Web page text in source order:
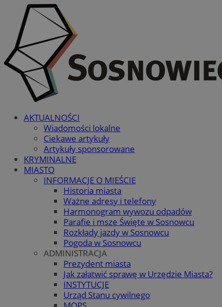
AKTUALNOŚCI
Wiadomości lokalne
Ciekawe artykuły
Artykuły sponsorowane
KRYMINALNE
MIASTO
INFORMACJE O MIEŚCIE
Historia miasta
Ważne adresy i telefony
Harmonogram wywozu odpadów
Parafie i msze Święte w Sosnowcu
Rozkłady jazdy w Sosnowcu
Pogoda w Sosnowcu
ADMINISTRACJA
Prezydent miasta
Jak załatwić sprawę w Urzędzie Miasta?
INSTYTUCJE
Urząd Stanu cywilnego